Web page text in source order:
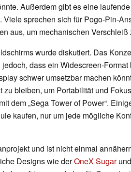
Außerdem gibt es eine
sprechen sich für Pogo-Pin-
aus, um mechanischen Verschleiß
wurde diskutiert. Das
dass ein Widescreen-Format
schwer umsetzbar machen
zu bleiben, um Portabilität und
dem „Sega Tower of Power“.
kaufen, nur um jede mögliche
und ist nicht einmal
Designs wie derOneX Sugar